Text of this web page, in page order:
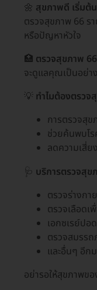
🌼 สุขภาพดี เริ่มต้
ตรวจสุขภาพ 66 ร
หรือปัญหาหัวใจ
🏥 ตรวจสุขภาพ
จะดูแลคุณเป็นอย่า
💡 ทำไมต้องตรวจ
การตรวจสุ
ช่วยค้นพบโ
ลดความเสี่ย
🩺 บริการตรวจสุข
ตรวจร่างกา
ตรวจเลือดเ
เอกซเรย์ปอ
ตรวจสมรรถ
และอื่นๆ อีก
อย่ารอให้สุขภาพข